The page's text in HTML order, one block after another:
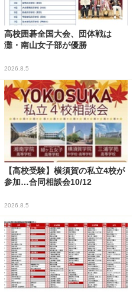
高校囲碁全国大会、団体戦は
灘・南山女子部が優勝
2026.8.5
【高校受験】横須賀の私立4校が
参加…合同相談会10/12
2026.8.5